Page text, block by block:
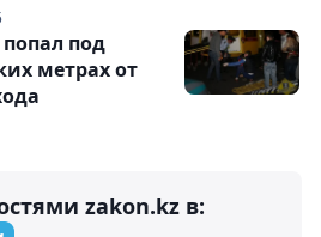
под
метрах от
zakon.kz в: